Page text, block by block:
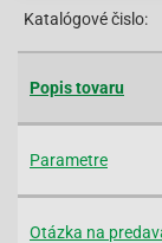
Katalógové čislo:
Popis tovaru
Parametre
Otázka na